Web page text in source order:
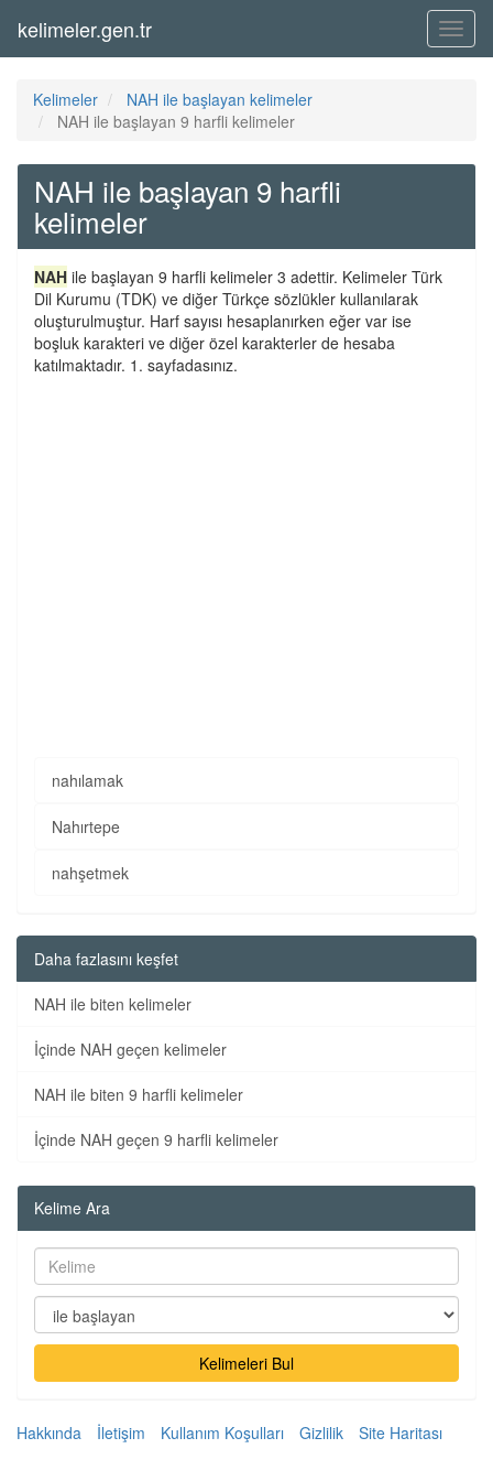
Menü
kelimeler.gen.tr
Kelimeler
NAH ile başlayan kelimeler
NAH ile başlayan 9 harfli kelimeler
NAH ile başlayan 9 harfli
kelimeler
NAH ile başlayan 9 harfli kelimeler 3 adettir. Kelimeler Türk
Dil Kurumu (TDK) ve diğer Türkçe sözlükler kullanılarak
oluşturulmuştur. Harf sayısı hesaplanırken eğer var ise
boşluk karakteri ve diğer özel karakterler de hesaba
katılmaktadır. 1. sayfadasınız.
nahılamak
Nahırtepe
nahşetmek
Daha fazlasını keşfet
NAH ile biten kelimeler
İçinde NAH geçen kelimeler
NAH ile biten 9 harfli kelimeler
İçinde NAH geçen 9 harfli kelimeler
Kelime Ara
Kelimeleri Bul
Hakkında İletişim Kullanım Koşulları Gizlilik Site Haritası